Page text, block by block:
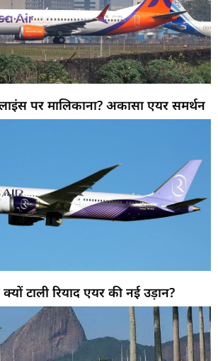
पर मालिकाना? अकासा एयर समर्थन
टाली रियाद एयर की नई उड़ान?